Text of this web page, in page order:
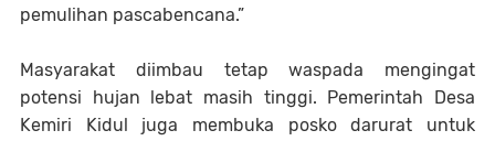
pemulihan pascabencana.”
Masyarakat diimbau tetap waspada mengingat
potensi hujan lebat masih tinggi. Pemerintah Desa
Kemiri Kidul juga membuka posko darurat untuk